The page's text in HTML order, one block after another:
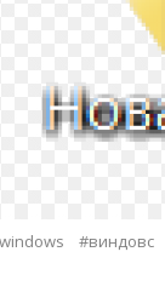
#виндовс